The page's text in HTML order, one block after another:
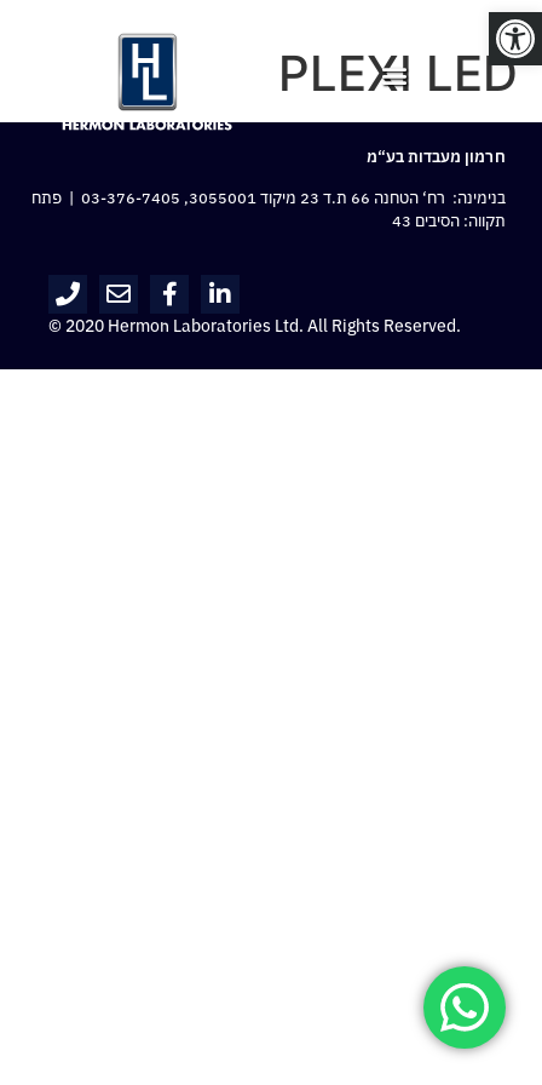
פתח סרגל נגישות
PLEXI LED
חרמון מעבדות בע“מ
בנימינה: רח‘ הטחנה 66 ת.ד 23 מיקוד 3055001,
03-376-7405 | פתח
תקווה: הסיבים 43
© 2020 Hermon Laboratories Ltd. All Rights Reserved.